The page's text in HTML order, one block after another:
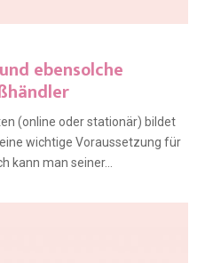
ebensolche
(online oder stationär) bildet
wichtige Voraussetzung für
kann man seiner...